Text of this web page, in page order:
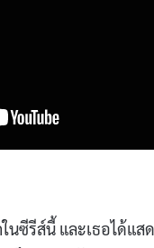
นซีรีส์นี้ และเธอได้แ